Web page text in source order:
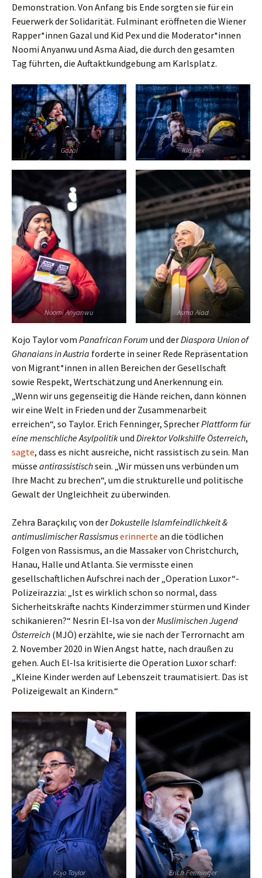
Demonstration. Von Anfang bis Ende sorgten sie für ein
Feuerwerk der Solidarität. Fulminant eröffneten die Wiener
Rapper*innen Gazal und Kid Pex und die Moderator*innen
Noomi Anyanwu und Asma Aiad, die durch den gesamten
Tag führten, die Auftaktkundgebung am Karlsplatz.
Gazal Kid Pex
Noomi Anyanwu Asma Aiad
Kojo Taylor vom Panafrican Forum und derDiaspora Union of
Ghanaians in Austria forderte in seiner Rede Repräsentation
von Migrant*innen in allen Bereichen der Gesellschaft
sowie Respekt, Wertschätzung und Anerkennung ein.
„Wenn wir uns gegenseitig die Hände reichen, dann können
wir eine Welt in Frieden und der Zusammenarbeit
erreichen“, so Taylor. Erich Fenninger, SprecherPlattform für
eine menschliche Asylpolitikund Direktor Volkshilfe Österreich,
sagte, dass es nicht ausreiche, nicht rassistisch zu sein. Man
müsse antirassistischsein. „Wir müssen uns verbünden um
Ihre Macht zu brechen“, um die strukturelle und politische
Gewalt der Ungleichheit zu überwinden.
Zehra Baraçkılıç von derDokustelle Islamfeindlichkeit &
antimuslimischer Rassismuserinnerte an die tödlichen
Folgen von Rassismus, an die Massaker von Christchurch,
Hanau, Halle und Atlanta. Sie vermisste einen
gesellschaftlichen Aufschrei nach der „Operation Luxor“-
Polizeirazzia: „Ist es wirklich schon so normal, dass
Sicherheitskräfte nachts Kinderzimmer stürmen und Kinder
schikanieren?“ Nesrin El-Isa von derMuslimischen Jugend
Österreich (MJÖ) erzählte, wie sie nach der Terrornacht am
2. November 2020 in Wien Angst hatte, nach draußen zu
gehen. Auch El-Isa kritisierte die Operation Luxor scharf:
„Kleine Kinder werden auf Lebenszeit traumatisiert. Das ist
Polizeigewalt an Kindern.“
Kojo Taylor Erich Fenninger